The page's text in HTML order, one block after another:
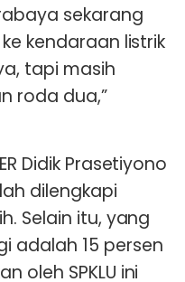
sekarang
kendaraan listrik
tapi masih
roda dua,”
Didik Prasetiyono
dilengkapi
Selain itu, yang
adalah 15 persen
oleh SPKLU ini